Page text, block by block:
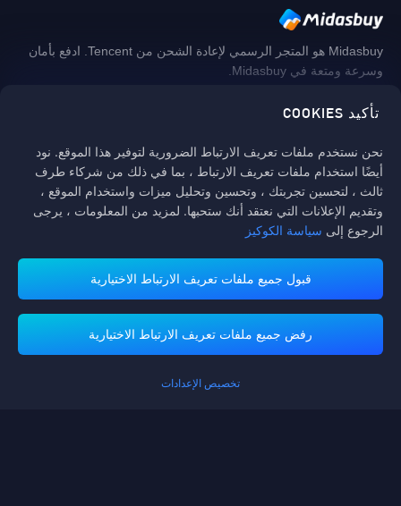
تأكيد COOKIES
نحن نستخدم ملفات تعريف الارتباط الضرورية لتوفير هذا الموقع. نود
أيضًا استخدام ملفات تعريف الارتباط ، بما في ذلك من شركاء طرف
ثالث ، لتحسين تجربتك ، وتحسين وتحليل ميزات واستخدام الموقع ،
وتقديم الإعلانات التي نعتقد أنك ستحبها. لمزيد من المعلومات ، يرجى
الرجوع إلى سياسة الكوكيز
قبول جميع ملفات تعريف الارتباط الاختيارية
رفض جميع ملفات تعريف الارتباط الاختيارية
تخصيص الإعدادات
Midasbuy هو المتجر الرسمي لإعادة الشحن من Tencent. ادفع بأمان
وسرعة ومتعة في Midasbuy.
تدعم منصة ميداس باي طرق الدفع